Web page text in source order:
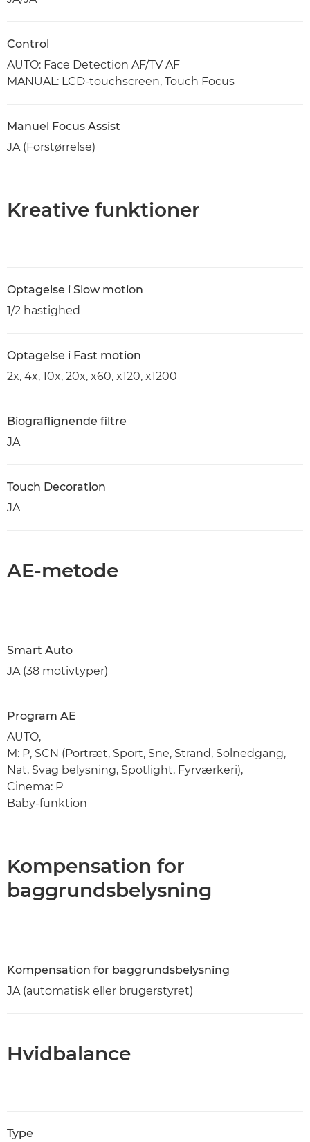
Control
AUTO: Face Detection AF/TV AF
MANUAL: LCD-touchscreen, Touch Focus
Manuel Focus Assist
JA (Forstørrelse)
Kreative funktioner
Optagelse i Slow motion
1/2 hastighed
Optagelse i Fast motion
2x, 4x, 10x, 20x, x60, x120, x1200
Biograflignende filtre
JA
Touch Decoration
JA
AE-metode
Smart Auto
JA (38 motivtyper)
Program AE
AUTO,
M: P, SCN (Portræt, Sport, Sne, Strand, Solnedgang,
Nat, Svag belysning, Spotlight, Fyrværkeri),
Cinema: P
Baby-funktion
Kompensation for
baggrundsbelysning
Kompensation for baggrundsbelysning
JA (automatisk eller brugerstyret)
Hvidbalance
Type